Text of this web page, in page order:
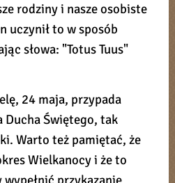
rodziny i nasze osobiste
uczynił to w sposób
słowa: "Totus Tuus"
24 maja, przypada
Ducha Świętego, tak
Warto też pamiętać, że
Wielkanocy i że to